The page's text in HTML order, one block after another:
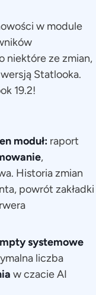
w module
niektóre ze zmian,
Statlooka.
19.2!
moduł: raport
,
Historia zmian
powrót zakładki
systemowe
liczba
w czacie AI